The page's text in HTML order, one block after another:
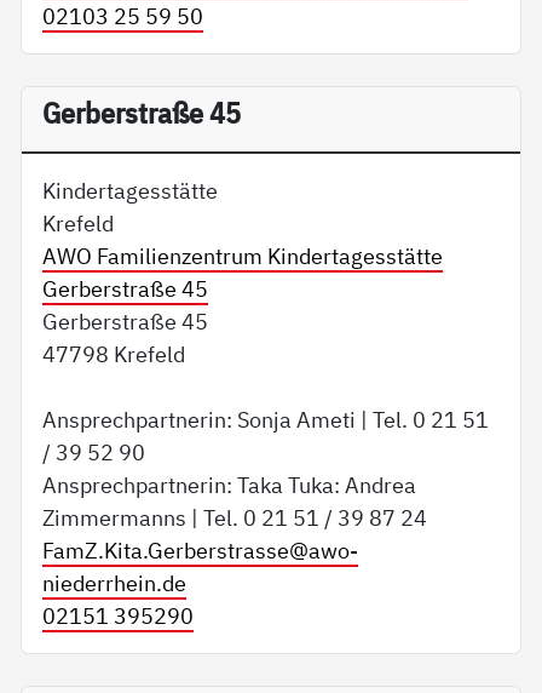
02103 25 59 50
Gerberstraße 45
Kindertagesstätte
Krefeld
AWO Familienzentrum Kindertagesstätte
Gerberstraße 45
Gerberstraße 45
47798 Krefeld
Ansprechpartnerin: Sonja Ameti | Tel. 0 21 51
/ 39 52 90
Ansprechpartnerin: Taka Tuka: Andrea
Zimmermanns | Tel. 0 21 51 / 39 87 24
FamZ.Kita.Gerberstrasse@awo-
niederrhein.de
02151 395290